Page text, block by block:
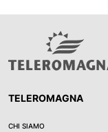
TELEROMAGNA
CHI SIAMO